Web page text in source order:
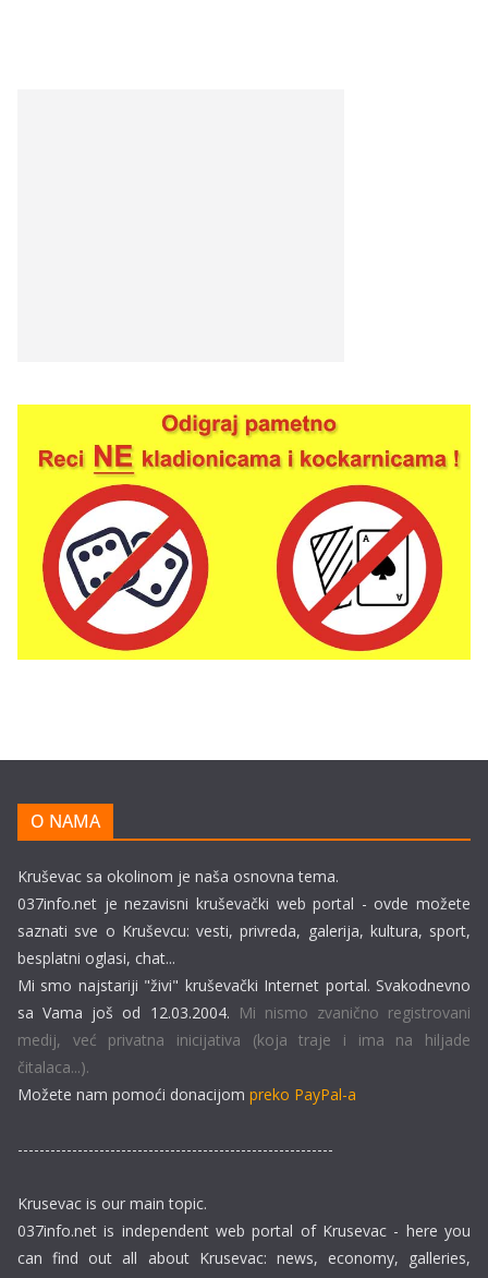
O NAMA
Kruševac sa okolinom je naša osnovna tema.
037info.net je nezavisni kruševački web portal - ovde možete
saznati sve o Kruševcu: vesti, privreda, galerija, kultura, sport,
besplatni oglasi, chat...
Mi smo najstariji "živi" kruševački Internet portal. Svakodnevno
sa Vama još od 12.03.2004. Mi nismo zvanično registrovani
medij, već privatna inicijativa (koja traje i ima na hiljade
čitalaca...).
Možete nam pomoći donacijom preko PayPal-a
----------------------------------------------------------
Krusevac is our main topic.
037info.net is independent web portal of Krusevac - here you
can find out all about Krusevac: news, economy, galleries,